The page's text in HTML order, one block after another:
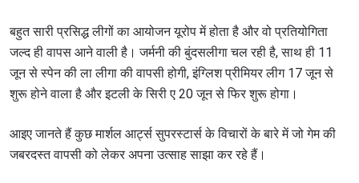
बहुत सारी प्रसिद्ध लीगों का आयोजन यूरोप में होता है और वो प्रतियोगिता
जल्द ही वापस आने वाली है। जर्मनी की बुंदसलीगा चल रही है, साथ ही 11
जून से स्पेन की ला लीगा की वापसी होगी, इंग्लिश प्रीमियर लीग 17 जून से
शुरू होने वाला है और इटली के सिरी ए 20 जून से फिर शुरू होगा।
आइए जानते हैं कुछ मार्शल आर्ट्स सुपरस्टार्स के विचारों के बारे में जो गेम की
जबरदस्त वापसी को लेकर अपना उत्साह साझा कर रहे हैं।